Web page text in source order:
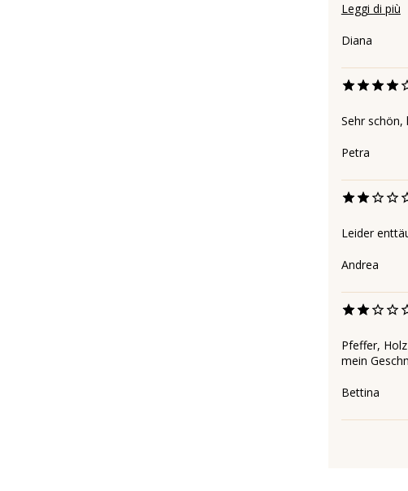
Leggi di più
Diana
Sehr
Petra
Leider
Andrea
Pfeffer,
mein
Bettina